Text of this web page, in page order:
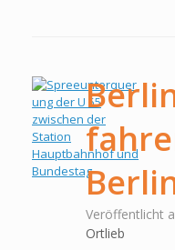
Veröffentlicht
Ortlieb